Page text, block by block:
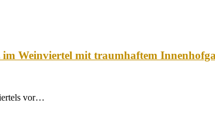
Weinviertel mit traumhaftem
vor…